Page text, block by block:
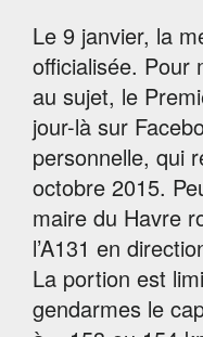
Le 9 janvier, la
officialisée. Pour
au sujet, le
jour-là sur
personnelle, qui
octobre 2015.
maire du Havre
l’A131 en
La portion est
gendarmes le